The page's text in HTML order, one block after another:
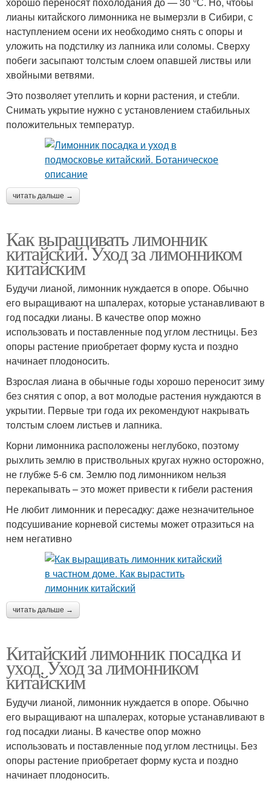
лианы китайского лимонника не вымерзли в Сибири, с
наступлением осени их необходимо снять с опоры и
уложить на подстилку из лапника или соломы. Сверху
побеги засыпают толстым слоем опавшей листвы или
хвойными ветвями.
Это позволяет утеплить и корни растения, и стебли.
Снимать укрытие нужно с установлением стабильных
положительных температур.
читать дальше →
Как выращивать лимонник
китайский. Уход за лимонником
китайским
Будучи лианой, лимонник нуждается в опоре. Обычно
его выращивают на шпалерах, которые устанавливают в
год посадки лианы. В качестве опор можно
использовать и поставленные под углом лестницы. Без
опоры растение приобретает форму куста и поздно
начинает плодоносить.
Взрослая лиана в обычные годы хорошо переносит зиму
без снятия с опор, а вот молодые растения нуждаются в
укрытии. Первые три года их рекомендуют накрывать
толстым слоем листьев и лапника.
Корни лимонника расположены неглубоко, поэтому
рыхлить землю в приствольных кругах нужно осторожно,
не глубже 5-6 см. Землю под лимонником нельзя
перекапывать – это может привести к гибели растения
Не любит лимонник и пересадку: даже незначительное
подсушивание корневой системы может отразиться на
нем негативно
читать дальше →
Китайский лимонник посадка и
уход. Уход за лимонником
китайским
Будучи лианой, лимонник нуждается в опоре. Обычно
его выращивают на шпалерах, которые устанавливают в
год посадки лианы. В качестве опор можно
использовать и поставленные под углом лестницы. Без
опоры растение приобретает форму куста и поздно
начинает плодоносить.